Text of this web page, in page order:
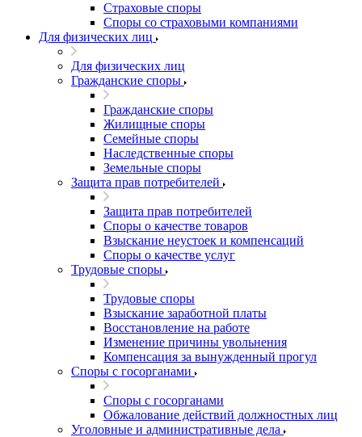
Страховые споры
Споры со страховыми компаниями
Для физических лиц
Для физических лиц
Гражданские споры
Гражданские споры
Жилищные споры
Семейные споры
Наследственные споры
Земельные споры
Защита прав потребителей
Защита прав потребителей
Споры о качестве товаров
Взыскание неустоек и компенсаций
Споры о качестве услуг
Трудовые споры
Трудовые споры
Взыскание заработной платы
Восстановление на работе
Изменение причины увольнения
Компенсация за вынужденный прогул
Споры с госорганами
Споры с госорганами
Обжалование действий должностных лиц
Уголовные и административные дела